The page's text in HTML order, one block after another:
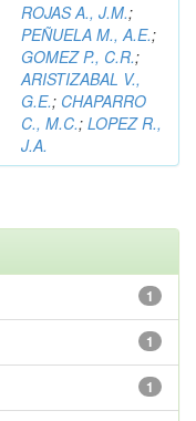
ROJAS A., J.M.;
PEÑUELA M., A.E.;
GOMEZ P., C.R.;
ARISTIZABAL V.,
G.E.; CHAPARRO
C., M.C.; LOPEZ R.,
J.A.
1
1
1